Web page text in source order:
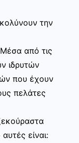
την
από τις
ιδρυτών
που έχουν
πελάτες
είναι: